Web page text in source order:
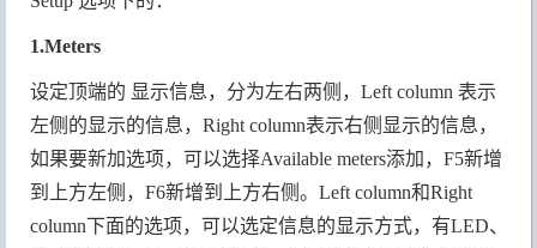
内核线程
P
按CPU 使用
排序
M
按内存使用
1.Meters
设定顶端的 显示信息，分为左右两侧，Left column 表示
左侧的显示的信息，Right column表示右侧显示的信息，
如果要新加选项，可以选择Available meters添加，F5新增
到上方左侧，F6新增到上方右侧。Left column和Right
column下面的选项，可以选定信息的显示方式，有LED、